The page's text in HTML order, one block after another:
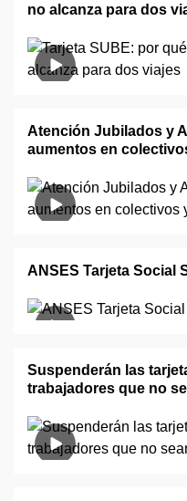
no alcanza para dos
Atención Jubilados y
aumentos en
ANSES Tarjeta Social
Suspenderán las
trabajadores que no